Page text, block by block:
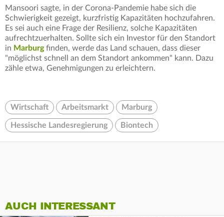
Mansoori sagte, in der Corona-Pandemie habe sich die
Schwierigkeit gezeigt, kurzfristig Kapazitäten hochzufahren.
Es sei auch eine Frage der Resilienz, solche Kapazitäten
aufrechtzuerhalten. Sollte sich ein Investor für den Standort
in Marburgfinden, werde das Land schauen, dass dieser
"möglichst schnell an dem Standort ankommen" kann. Dazu
zähle etwa, Genehmigungen zu erleichtern.
Wirtschaft Arbeitsmarkt Marburg
Hessische Landesregierung Biontech
AUCH INTERESSANT